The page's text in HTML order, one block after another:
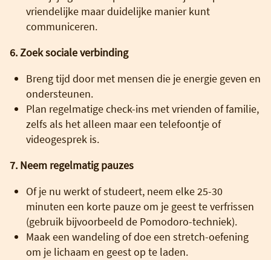
vriendelijke maar duidelijke manier kunt
communiceren.
6. Zoek sociale verbinding
Breng tijd door met mensen die je energie geven en
ondersteunen.
Plan regelmatige check-ins met vrienden of familie,
zelfs als het alleen maar een telefoontje of
videogesprek is.
7. Neem regelmatig pauzes
Of je nu werkt of studeert, neem elke 25-30
minuten een korte pauze om je geest te verfrissen
(gebruik bijvoorbeeld de Pomodoro-techniek).
Maak een wandeling of doe een stretch-oefening
om je lichaam en geest op te laden.